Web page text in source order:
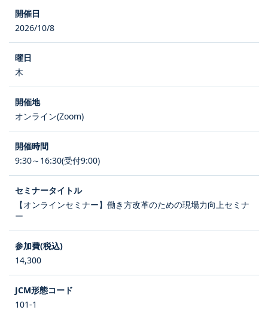
2026/10/8
木
オンライン(Zoom)
9:30～16:30(受付9:00)
【オンラインセミナー】働き方改革のための現場力向上セミナ
ー
14,300
101-1